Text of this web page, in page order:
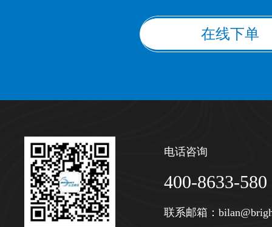
在线下单
电话咨询
400-8633-580
联系邮箱：